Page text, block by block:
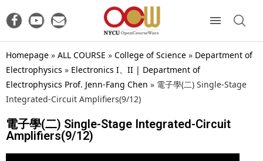
Homepage » ALL COURSE » College of Science » Department of
Electrophysics » Electronics I、II | Department of
Electrophysics Prof. Jenn-Fang Chen » 電子學(二) Single-Stage
Integrated-Circuit Amplifiers(9/12)
電子學(二) Single-Stage Integrated-Circuit
Amplifiers(9/12)